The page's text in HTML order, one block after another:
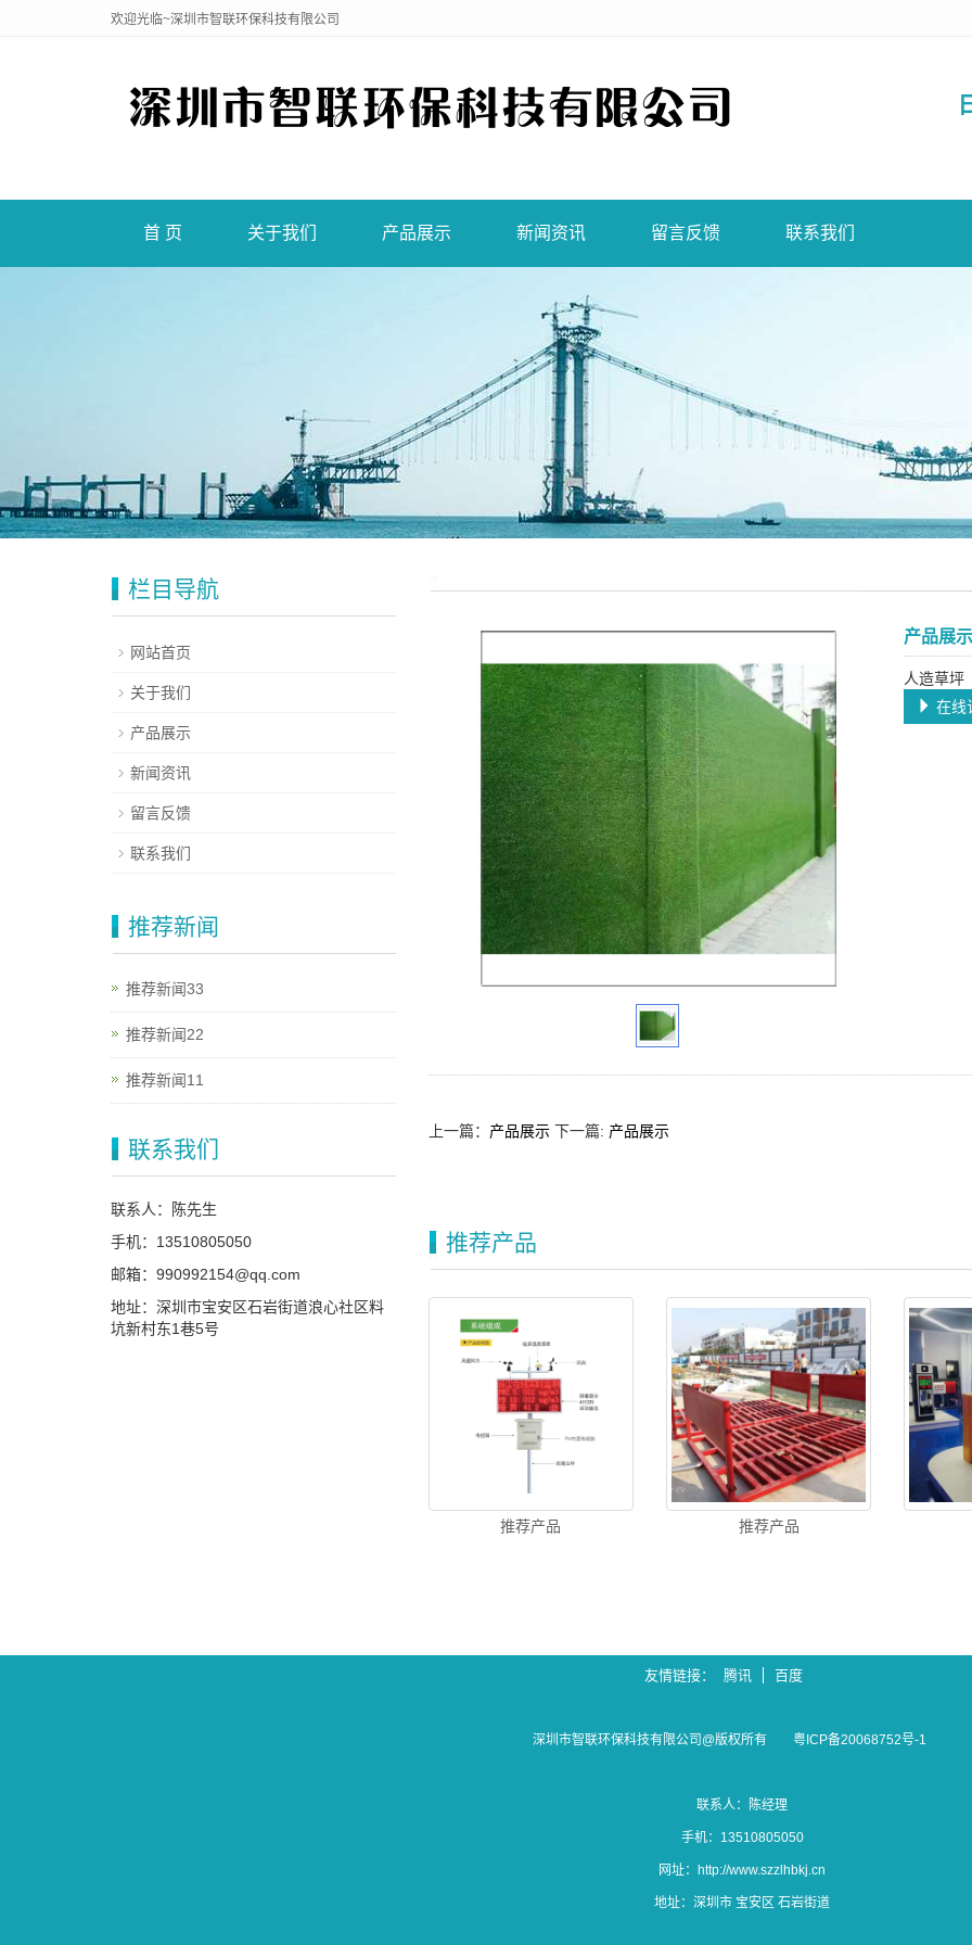
欢迎光临~深圳市智联环保科技有限公司
首 页 关于我们 产品展示 新闻资讯 留言反馈 联系我们
产品展
人造草坪
在线
上一篇： 产品展示下一篇: 产品展示
推荐产品
推荐产品 推荐产品
栏目导航
网站首页
关于我们
产品展示
新闻资讯
留言反馈
联系我们
推荐新闻
推荐新闻33
推荐新闻22
推荐新闻11
联系我们
联系人：陈先生
手机：13510805050
邮箱：990992154@qq.com
地址：深圳市宝安区石岩街道浪心社区料
坑新村东1巷5号
友情链接 腾讯 百度
深圳市智联环保科技有限公司@版权所有 粤ICP备20068752号-1
联系人：陈经理
手机：13510805050
网址： http://www.szzlhbkj.cn
地址：深圳市 宝安区 石岩街道